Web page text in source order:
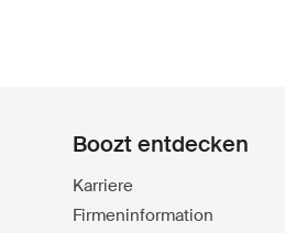
Boozt entdecken
Karriere
Firmeninformation